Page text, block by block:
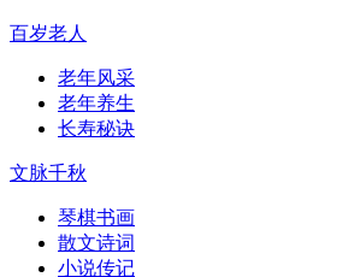
百岁老人
老年风采
老年养生
长寿秘诀
文脉千秋
琴棋书画
散文诗词
小说传记